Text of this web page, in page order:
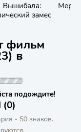
Вышибала:
замес
фильм
в
подождите!
- 50 знаков.